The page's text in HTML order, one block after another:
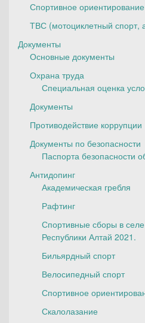
Спортивное ориентирование
ТВС (мотоциклетный спорт,
Документы
Основные документы
Охрана труда
Специальная оценка
Документы
Противодействие коррупции
Документы по безопасности
Паспорта безопасности
Антидопинг
Академическая гребля
Рафтинг
Спортивные сборы в селе
Республики Алтай 2021.
Бильярдный спорт
Велосипедный спорт
Спортивное
Скалолазание